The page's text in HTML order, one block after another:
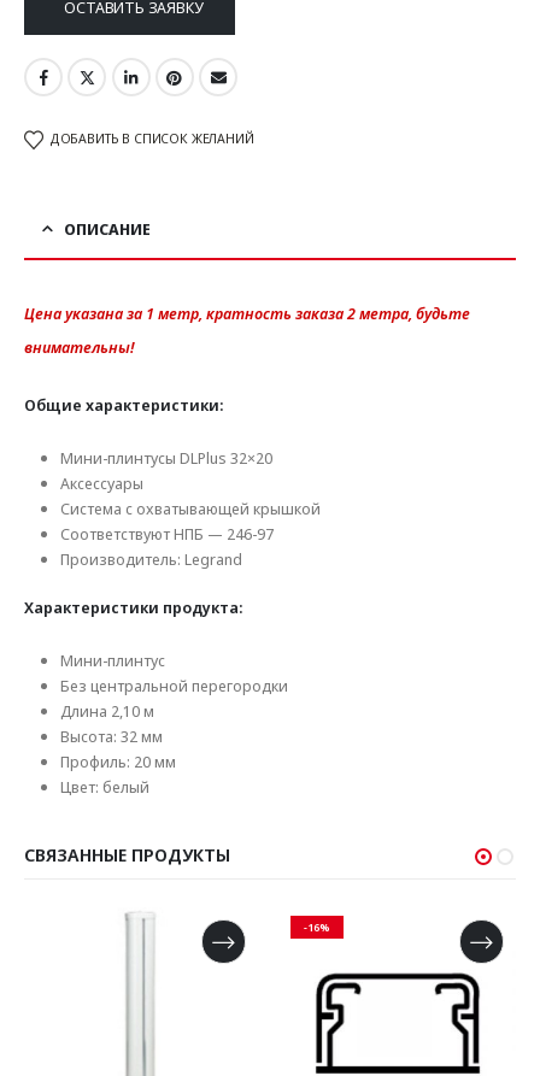
ОСТАВИТЬ ЗАЯВКУ
ДОБАВИТЬ В СПИСОК ЖЕЛАНИЙ
ОПИСАНИЕ
Цена указана за 1 метр, кратность заказа 2 метра, будьте
внимательны!
Общие характеристики:
Мини-плинтусы DLPlus 32×20
Аксессуары
Система с охватывающей крышкой
Соответствуют НПБ — 246-97
Производитель: Legrand
Характеристики продукта:
Мини-плинтус
Без центральной перегородки
Длина 2,10 м
Высота: 32 мм
Профиль: 20 мм
Цвет: белый
СВЯЗАННЫЕ ПРОДУКТЫ
-16% -16%